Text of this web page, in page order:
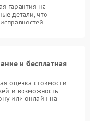
гарантия на
детали, что
и бесплатная
оценка стоимости
и возможность
или онлайн на